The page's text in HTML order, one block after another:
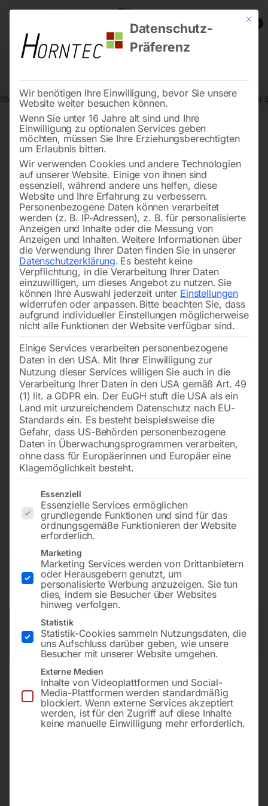
0
Start Drucklufttechnologie Trockeneisstrahlgeräte Eiscrusher für
Eiscrusher für ELMAG DRY-ICE 2
(reduziert 3mm auf 1-2 mm)
480,00
inkl. MwSt. zzgl.Versandkosten
Lieferzeit:ca. 2 - 3 Tage
Versandkosten Standard (Österreich):
Bitte beachten Sie: Die Versandkosten gelten für Österreich.
Andere Länder können abweichen.
In den Warenkorb
Mit
Datenschutz-
Präferenz
Wir benötigen Ihre Einwilligung, bevor Sie unsere
Website weiter besuchen können.
Wenn Sie unter 16 Jahre alt sind und Ihre
Einwilligung zu optionalen Services geben
möchten, müssen Sie Ihre Erziehungsberechtigten
um Erlaubnis bitten.
Wir verwenden Cookies und andere Technologien
auf unserer Website. Einige von ihnen sind
essenziell, während andere uns helfen, diese
Website und Ihre Erfahrung zu verbessern.
Personenbezogene Daten können verarbeitet
werden (z. B. IP-Adressen), z. B. für personalisierte
Anzeigen und Inhalte oder die Messung von
Anzeigen und Inhalten. Weitere Informationen über
die Verwendung Ihrer Daten finden Sie in unserer
Datenschutzerklärung. Es besteht keine
Verpflichtung, in die Verarbeitung Ihrer Daten
einzuwilligen, um dieses Angebot zu nutzen. Sie
können Ihre Auswahl jederzeit unter Einstellungen
widerrufen oder anpassen. Bitte beachten Sie, dass
aufgrund individueller Einstellungen möglicherweise
nicht alle Funktionen der Website verfügbar sind.
Einige Services verarbeiten personenbezogene
Daten in den USA. Mit Ihrer Einwilligung zur
Nutzung dieser Services willigen Sie auch in die
Verarbeitung Ihrer Daten in den USA gemäß Art. 49
(1) lit. a GDPR ein. Der EuGH stuft die USA als ein
Land mit unzureichendem Datenschutz nach EU-
Standards ein. Es besteht beispielsweise die
Gefahr, dass US-Behörden personenbezogene
Daten in Überwachungsprogrammen verarbeiten,
ohne dass für Europäerinnen und Europäer eine
Klagemöglichkeit besteht.
Es folgt eine Liste der Service-Gruppen, für die eine
Essenziell
Essenzielle Services ermöglichen
grundlegende Funktionen und sind für das
ordnungsgemäße Funktionieren der Website
erforderlich.
Marketing
Marketing Services werden von Drittanbietern
oder Herausgebern genutzt, um
personalisierte Werbung anzuzeigen. Sie tun
dies, indem sie Besucher über Websites
hinweg verfolgen.
Statistik
Statistik-Cookies sammeln Nutzungsdaten, die
uns Aufschluss darüber geben, wie unsere
Besucher mit unserer Website umgehen.
Externe Medien
Inhalte von Videoplattformen und Social-
Media-Plattformen werden standardmäßig
blockiert. Wenn externe Services akzeptiert
werden, ist für den Zugriff auf diese Inhalte
keine manuelle Einwilligung mehr erforderlich.